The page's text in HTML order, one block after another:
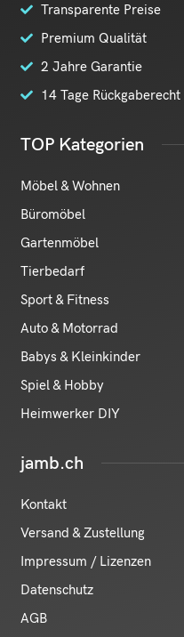
Transparente Preise
Premium Qualität
2 Jahre Garantie
14 Tage Rückgaberecht
TOP Kategorien
Möbel & Wohnen
Büromöbel
Gartenmöbel
Tierbedarf
Sport & Fitness
Auto & Motorrad
Babys & Kleinkinder
Spiel & Hobby
Heimwerker DIY
jamb.ch
Kontakt
Versand & Zustellung
Impressum / Lizenzen
Datenschutz
AGB